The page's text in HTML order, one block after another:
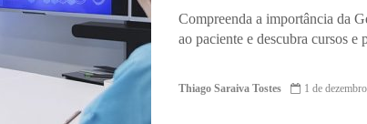
Compreenda a importância da
ao paciente e descubra cursos
Thiago Saraiva Tostes 1 de